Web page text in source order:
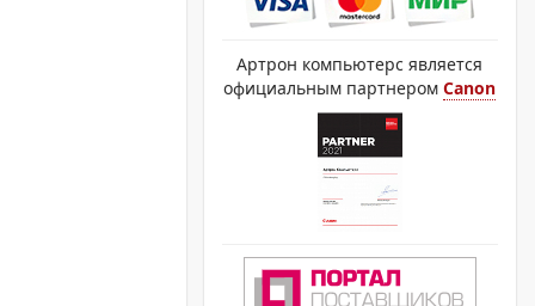
Артрон компьютерс является
официальным партнеромCanon